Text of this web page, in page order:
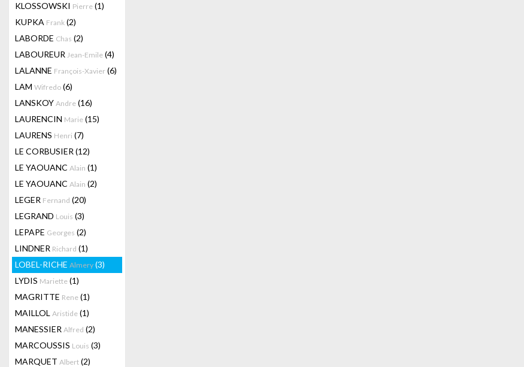
KLOSSOWSKI Pierre (1)
KUPKA Frank (2)
LABORDE Chas (2)
LABOUREUR Jean-Emile (4)
LALANNE François-Xavier (6)
LAM Wifredo (6)
LANSKOY Andre (16)
LAURENCIN Marie (15)
LAURENS Henri (7)
LE CORBUSIER (12)
LE YAOUANC Alain (1)
LE YAOUANC Alain (2)
LEGER Fernand (20)
LEGRAND Louis (3)
LEPAPE Georges (2)
LINDNER Richard (1)
LOBEL-RICHE Almery (3)
LYDIS Mariette (1)
MAGRITTE Rene (1)
MAILLOL Aristide (1)
MANESSIER Alfred (2)
MARCOUSSIS Louis (3)
MARQUET Albert (2)